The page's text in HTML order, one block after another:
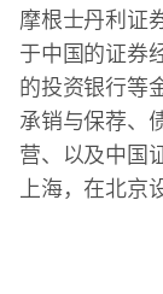
摩根士丹利证
于中国的证券
的投资银行等
承销与保荐、
营、以及中国
上海，在北京